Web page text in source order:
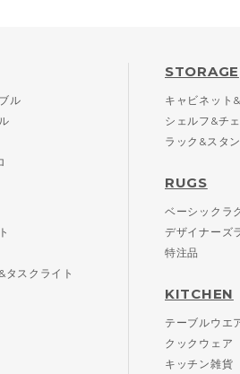
ル
タスクライト
STORAGE
キャビネット
シェルフ&チ
ラック&スタ
RUGS
ベーシックラ
デザイナーズ
特注品
KITCHEN
テーブルウエ
クックウェア
キッチン雑貨